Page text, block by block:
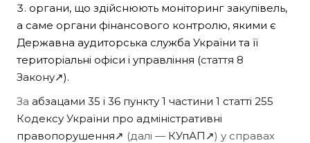
органи, що здійснюють моніторинг закупівель,
а саме органи фінансового контролю, якими є
Державна аудиторська служба України та її
територіальні офіси і управління (стаття 8
Закону↗).
За абзацами 35 і 36 пункту 1 частини 1 статті 255
Кодексу України про адміністративні
правопорушення↗ (далі — КУпАП↗) у справах